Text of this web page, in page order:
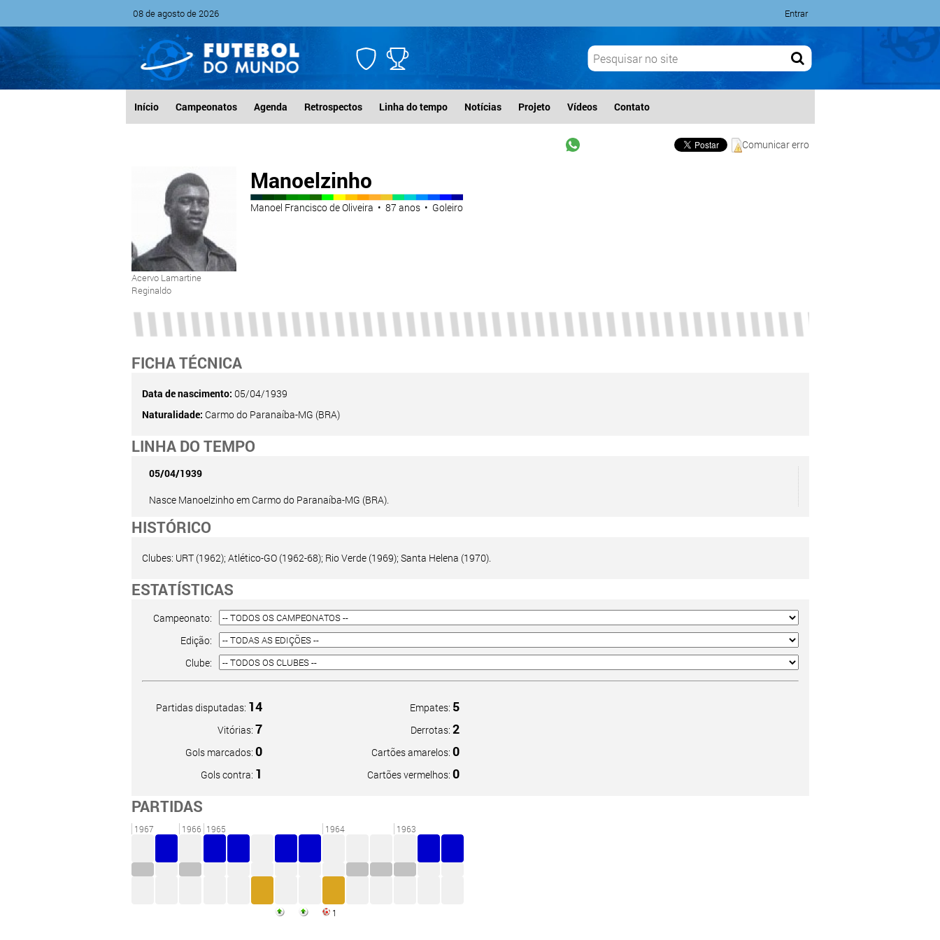
08 de agosto de 2026 Entrar
Início Campeonatos Agenda Retrospectos Linha do tempo Notícias Projeto Vídeos Contato
Comunicar erro
Acervo Lamartine
Reginaldo
Manoelzinho
Manoel Francisco de Oliveira • 87 anos • Goleiro
FICHA TÉCNICA
Data de nascimento: 05/04/1939
Naturalidade: Carmo do Paranaíba-MG (BRA)
LINHA DO TEMPO
05/04/1939
Nasce Manoelzinho em Carmo do Paranaíba-MG (BRA).
HISTÓRICO
Clubes: URT (1962); Atlético-GO (1962-68); Rio Verde (1969); Santa Helena (1970).
ESTATÍSTICAS
Campeonato:
Edição:
Clube:
Partidas disputadas: 14
Vitórias: 7
Gols marcados: 0
Gols contra: 1
Empates: 5
Derrotas: 2
Cartões amarelos: 0
Cartões vermelhos: 0
PARTIDAS
1967 1966 1965 1964
1
1963